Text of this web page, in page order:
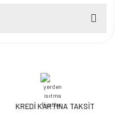
KREDİ KARTINA TAKSİT